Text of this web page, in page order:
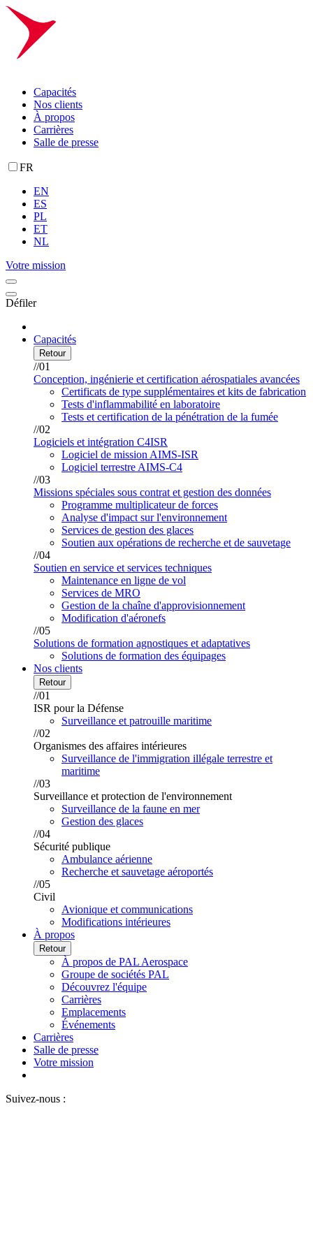
Capacités
Nos clients
À propos
Carrières
Salle de presse
FR
EN
ES
PL
ET
NL
Votre mission
Défiler
Capacités
Retour
//01
Conception, ingénierie et certification aérospatiales avancées
Certificats de type supplémentaires et kits de fabrication
Tests d'inflammabilité en laboratoire
Tests et certification de la pénétration de la fumée
//02
Logiciels et intégration C4ISR
Logiciel de mission AIMS-ISR
Logiciel terrestre AIMS-C4
//03
Missions spéciales sous contrat et gestion des données
Programme multiplicateur de forces
Analyse d'impact sur l'environnement
Services de gestion des glaces
Soutien aux opérations de recherche et de sauvetage
//04
Soutien en service et services techniques
Maintenance en ligne de vol
Services de MRO
Gestion de la chaîne d'approvisionnement
Modification d'aéronefs
//05
Solutions de formation agnostiques et adaptatives
Solutions de formation des équipages
Nos clients
Retour
//01
ISR pour la Défense
Surveillance et patrouille maritime
//02
Organismes des affaires intérieures
Surveillance de l'immigration illégale terrestre et
maritime
//03
Surveillance et protection de l'environnement
Surveillance de la faune en mer
Gestion des glaces
//04
Sécurité publique
Ambulance aérienne
Recherche et sauvetage aéroportés
//05
Civil
Avionique et communications
Modifications intérieures
À propos
Retour
À propos de PAL Aerospace
Groupe de sociétés PAL
Découvrez l'équipe
Carrières
Emplacements
Événements
Carrières
Salle de presse
Votre mission
Suivez-nous :